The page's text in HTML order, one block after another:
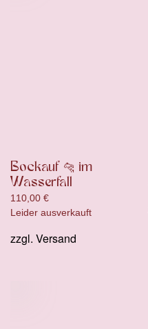
Bockauf 🐆 im
Wasserfall
110,00 €
Leider ausverkauft
zzgl. Versand